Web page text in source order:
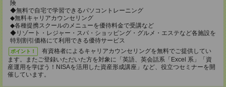
険
◆無料で自宅で学習できるパソコントレーニング
◆無料キャリアカウンセリング
◆各種提携スクールのメニューを優待料金で受講など
◆リゾート・レジャー・スパ・ショッピング・グルメ・エステなど各施設を
特別割引価格にて利用できる優待サービス
ポイント！
有資格者によるキャリアカウンセリングを無料でご提供してい
ます。またご登録いただいた方を対象に「英語、英会話系「Excel 系」「資
産運用を学ぼう！NISAを活用した資産形成講座」など、役立つセミナーを開
催しています。